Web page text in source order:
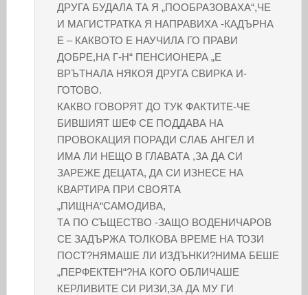
ДРУГА БУДАЛА ТА Я „ПООБРАЗОВАХА“,ЧЕ
И МАГИСТРАТКА Я НАПРАВИХА -КАДЪРНА
Е – КАКВОТО Е НАУЧИЛА ГО ПРАВИ
ДОБРЕ,НА Г-Н“ ПЕНСИОНЕРА „Е
ВРЪТНАЛА НЯКОЯ ДРУГА СВИРКА И-
ГОТОВО.
КАКВО ГОВОРЯТ ДО ТУК ФАКТИТЕ-ЧЕ
БИВШИЯТ ШЕФ СЕ ПОДДАВА НА
ПРОВОКАЦИЯ ПОРАДИ СЛАБ АНГЕЛ И
ИМА ЛИ НЕЩО В ГЛАВАТА ,ЗА ДА СИ
ЗАРЕЖЕ ДЕЦАТА, ДА СИ ИЗНЕСЕ НА
КВАРТИРА ПРИ СВОЯТА
„ПИЩНА“САМОДИВА,
ТА ПО СЪЩЕСТВО -ЗАЩО ВОДЕНИЧАРОВ
СЕ ЗАДЪРЖА ТОЛКОВА ВРЕМЕ НА ТОЗИ
ПОСТ?НЯМАШЕ ЛИ ИЗДЪНКИ?НИМА БЕШЕ
„ПЕРФЕКТЕН“?НА КОГО ОБЛИЧАШЕ
КЕРЛИВИТЕ СИ РИЗИ,ЗА ДА МУ ГИ